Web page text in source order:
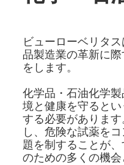
ビューローベリタ
品製造業の革新に
をします。
化学品・石油化学
境と健康を守ると
する必要がありま
し、危険な試薬を
題を制することが
のための多くの機会